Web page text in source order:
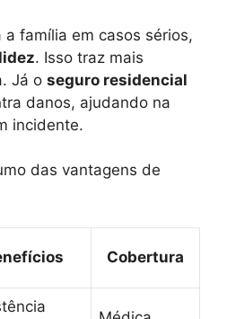
a família em casos sérios,
. Isso traz mais
Já o seguro residencial
danos, ajudando na
incidente.
das vantagens de
Cobertura